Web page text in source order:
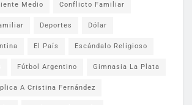
Medio Conflicto Familiar
Deportes Dólar
El País Escándalo Religioso
Fútbol Argentino Gimnasia La Plata
A Cristina Fernández